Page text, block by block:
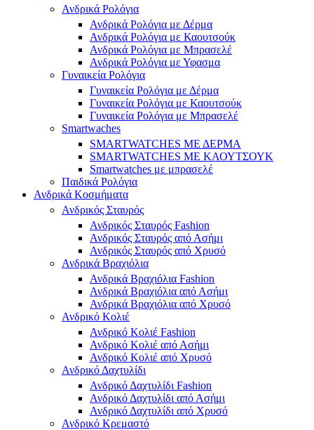
Ανδρικά Ρολόγια
Ανδρικά Ρολόγια με Δέρμα
Ανδρικά Ρολόγια με Καουτσούκ
Ανδρικά Ρολόγια με Μπρασελέ
Ανδρικά Ρολόγια με Υφασμα
Γυναικεία Ρολόγια
Γυναικεία Ρολόγια με Δέρμα
Γυναικεία Ρολόγια με Καουτσούκ
Γυναικεία Ρολόγια με Μπρασελέ
Smartwaches
SMARTWATCHES ΜΕ ΔΕΡΜΑ
SMARTWATCHES ΜΕ ΚΑΟΥΤΣΟΥΚ
Smartwatches με μπρασελέ
Παιδικά Ρολόγια
Ανδρικά Κοσμήματα
Ανδρικός Σταυρός
Ανδρικός Σταυρός Fashion
Ανδρικός Σταυρός από Ασήμι
Ανδρικός Σταυρός από Χρυσό
Ανδρικά Βραχιόλια
Ανδρικά Βραχιόλια Fashion
Ανδρικά Βραχιόλια από Ασήμι
Ανδρικά Βραχιόλια από Χρυσό
Ανδρικό Κολιέ
Ανδρικό Κολιέ Fashion
Ανδρικό Κολιέ από Ασήμι
Ανδρικό Κολιέ από Χρυσό
Ανδρικό Δαχτυλίδι
Ανδρικό Δαχτυλίδι Fashion
Ανδρικό Δαχτυλίδι από Ασήμι
Ανδρικό Δαχτυλίδι από Χρυσό
Ανδρικό Κρεμαστό